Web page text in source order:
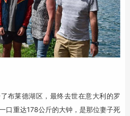
布莱德湖区，最终去世在意大利的罗
口重达178公斤的大钟，是那位妻子死